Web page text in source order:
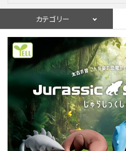
カテゴリー
ログイン
入荷スケジュールをチ
カプセルトイマシン本体
カプセルトイ